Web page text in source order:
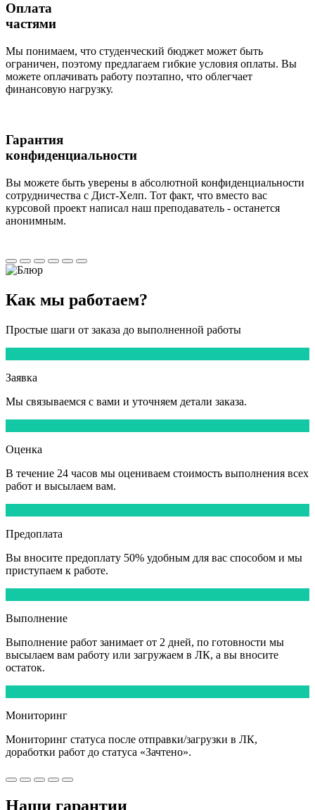
Оплата
частями
Мы понимаем, что студенческий бюджет может быть
ограничен, поэтому предлагаем гибкие условия оплаты. Вы
можете оплачивать работу поэтапно, что облегчает
финансовую нагрузку.
Гарантия
конфиденциальности
Вы можете быть уверены в абсолютной конфиденциальности
сотрудничества с Дист-Хелп. Тот факт, что вместо вас
курсовой проект написал наш преподаватель - останется
анонимным.
Как мы работаем?
Простые шаги от заказа до выполненной работы
Заявка
Мы связываемся с вами и уточняем детали заказа.
Оценка
В течение 24 часов мы оцениваем стоимость выполнения всех
работ и высылаем вам.
Предоплата
Вы вносите предоплату 50% удобным для вас способом и мы
приступаем к работе.
Выполнение
Выполнение работ занимает от 2 дней, по готовности мы
высылаем вам работу или загружаем в ЛК, а вы вносите
остаток.
Мониторинг
Мониторинг статуса после отправки/загрузки в ЛК,
доработки работ до статуса «Зачтено».
Наши гарантии